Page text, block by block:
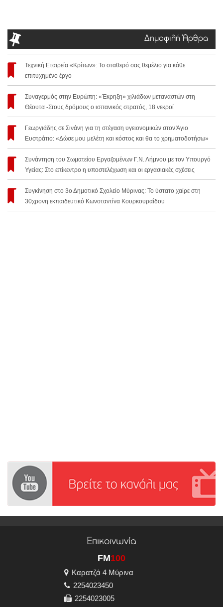
Δημοφιλή Άρθρα
Τεχνική Εταιρεία «Κρίτων»: Το σταθερό σας θεμέλιο για κάθε
επιτυχημένο έργο
Συναγερμός στην Ευρώπη: «Έκρηξη» χιλιάδων μεταναστών στη
Θέουτα -Στους δρόμους ο ισπανικός στρατός, 18 νεκροί
Γεωργιάδης σε Σινάνη για τη στέγαση υγειονομικών στον Άγιο
Ευστράτιο: «Δώσε μου μελέτη και κόστος και θα το χρηματοδοτήσω»
Συνάντηση του Σωματείου Εργαζομένων Γ.Ν. Λήμνου με τον Υπουργό
Υγείας: Στο επίκεντρο η υποστελέχωση και οι εργασιακές σχέσεις
Συγκίνηση στο 3ο Δημοτικό Σχολείο Μύρινας: Το ύστατο χαίρε στη
30χρονη εκπαιδευτικό Κωνσταντίνα Κουρκουραΐδου
Επικοινωνία
FM100
Καρατζά 4 Μύρινα
2254023450
2254023005